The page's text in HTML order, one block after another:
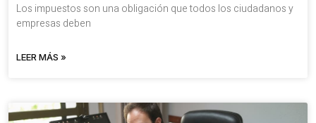
Los impuestos son una obligación que todos los ciudadanos y
empresas deben
LEER MÁS »